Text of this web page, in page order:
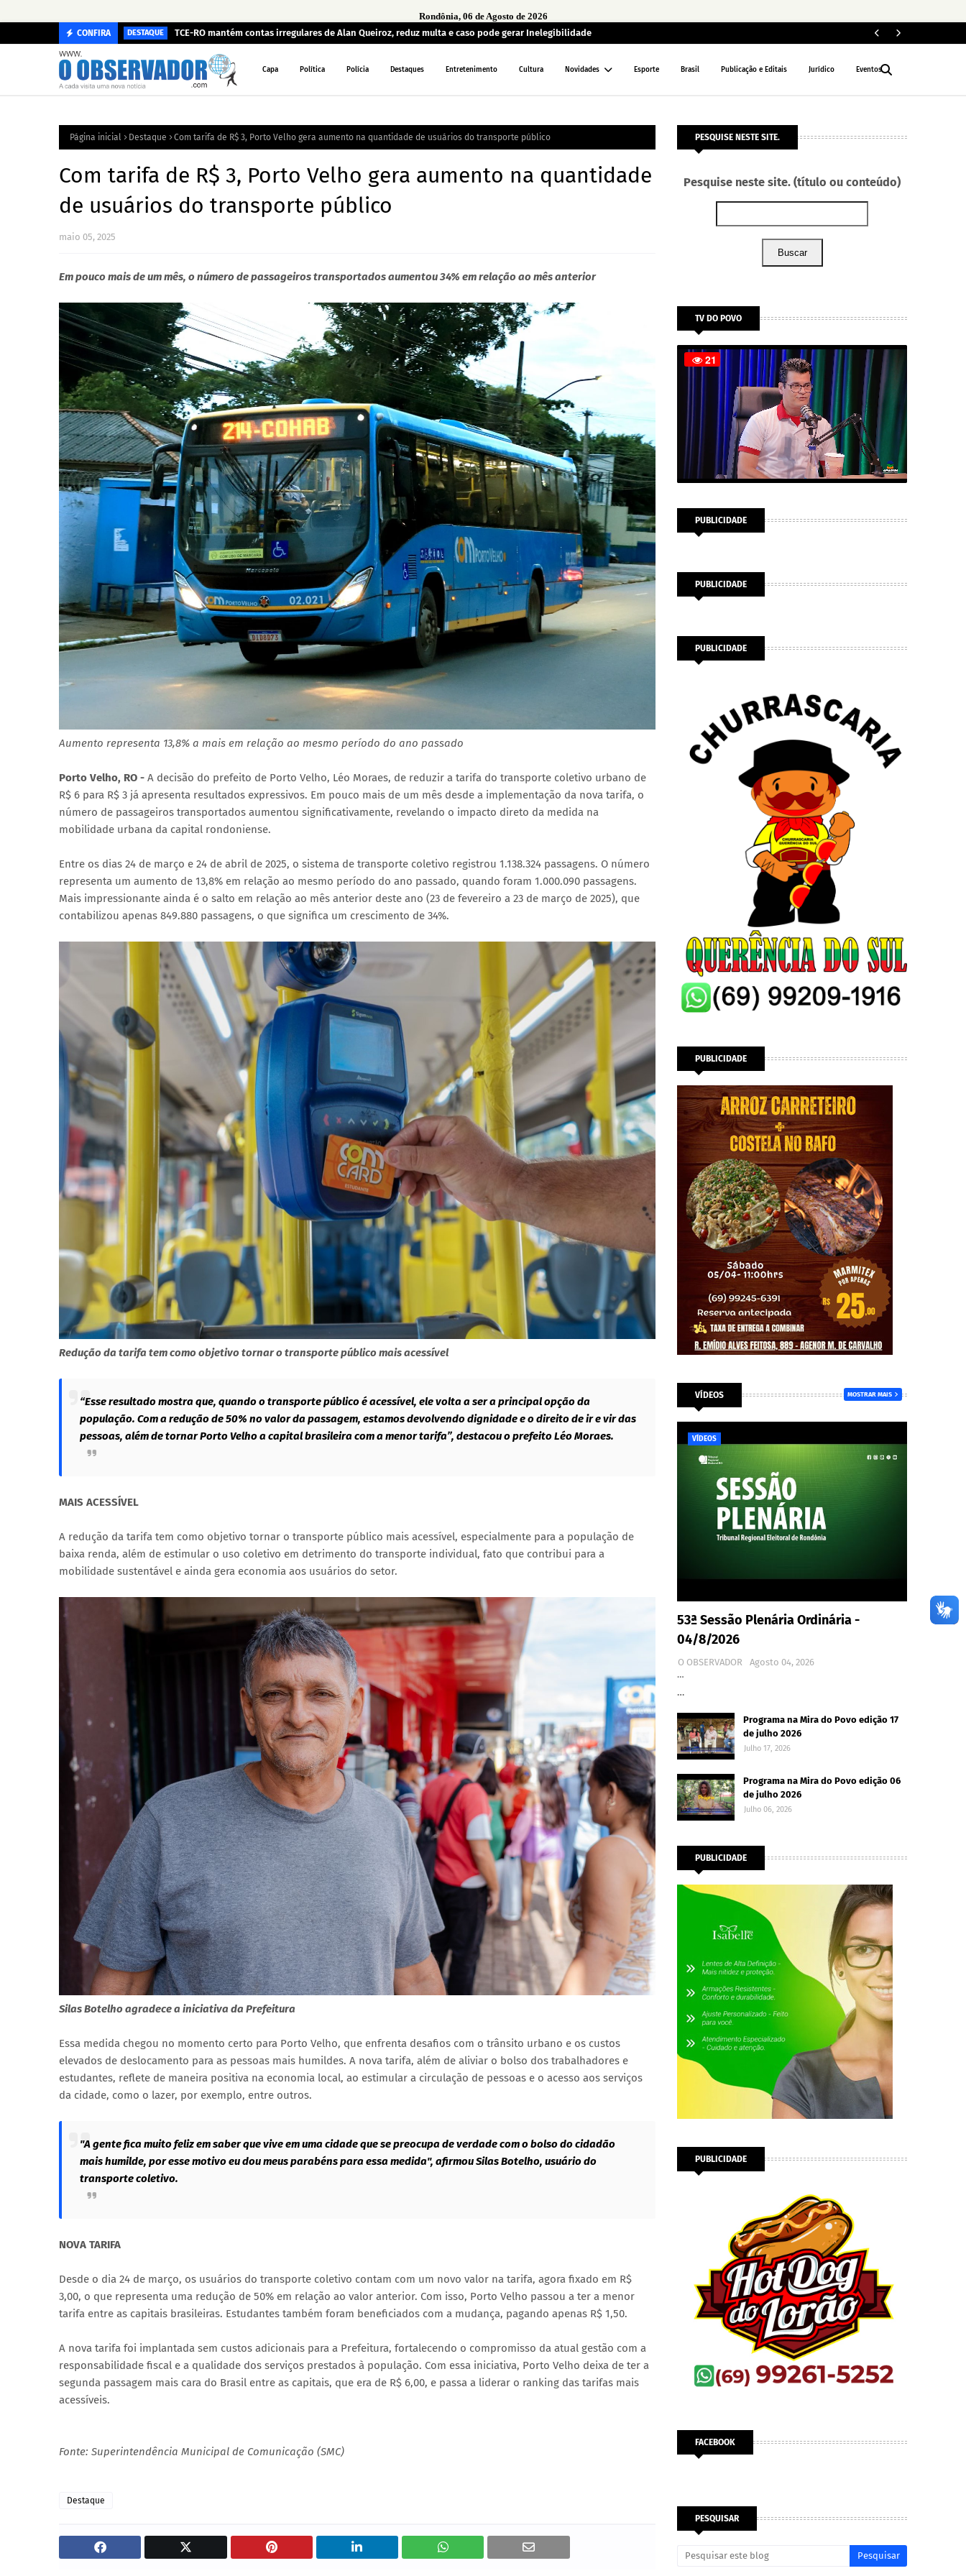
Rondônia, 06 de Agosto de 2026
CONFIRA DESTAQUE TCE-RO mantém contas irregulares de Alan Queiroz, reduz multa e caso pode gerar Inelegibilidade
Capa Política Polícia Destaques Entretenimento Cultura Novidades Esporte Brasil Publicação e Editais Jurídico Eventos
Página inicial Destaque Com tarifa de R$ 3, Porto Velho gera aumento na quantidade de usuários do transporte público
Com tarifa de R$ 3, Porto Velho gera aumento na quantidade
de usuários do transporte público
maio 05, 2025
Em pouco mais de um mês, o número de passageiros transportados aumentou 34% em relação ao mês anterior
Aumento representa 13,8% a mais em relação ao mesmo período do ano passado
Porto Velho, RO - A decisão do prefeito de Porto Velho, Léo Moraes, de reduzir a tarifa do transporte coletivo urbano de
R$ 6 para R$ 3 já apresenta resultados expressivos. Em pouco mais de um mês desde a implementação da nova tarifa, o
número de passageiros transportados aumentou significativamente, revelando o impacto direto da medida na
mobilidade urbana da capital rondoniense.
Entre os dias 24 de março e 24 de abril de 2025, o sistema de transporte coletivo registrou 1.138.324 passagens. O número
representa um aumento de 13,8% em relação ao mesmo período do ano passado, quando foram 1.000.090 passagens.
Mais impressionante ainda é o salto em relação ao mês anterior deste ano (23 de fevereiro a 23 de março de 2025), que
contabilizou apenas 849.880 passagens, o que significa um crescimento de 34%.
Redução da tarifa tem como objetivo tornar o transporte público mais acessível
“Esse resultado mostra que, quando o transporte público é acessível, ele volta a ser a principal opção da
população. Com a redução de 50% no valor da passagem, estamos devolvendo dignidade e o direito de ir e vir das
pessoas, além de tornar Porto Velho a capital brasileira com a menor tarifa”, destacou o prefeito Léo Moraes.
MAIS ACESSÍVEL
A redução da tarifa tem como objetivo tornar o transporte público mais acessível, especialmente para a população de
baixa renda, além de estimular o uso coletivo em detrimento do transporte individual, fato que contribui para a
mobilidade sustentável e ainda gera economia aos usuários do setor.
Silas Botelho agradece a iniciativa da Prefeitura
Essa medida chegou no momento certo para Porto Velho, que enfrenta desafios com o trânsito urbano e os custos
elevados de deslocamento para as pessoas mais humildes. A nova tarifa, além de aliviar o bolso dos trabalhadores e
estudantes, reflete de maneira positiva na economia local, ao estimular a circulação de pessoas e o acesso aos serviços
da cidade, como o lazer, por exemplo, entre outros.
"A gente fica muito feliz em saber que vive em uma cidade que se preocupa de verdade com o bolso do cidadão
mais humilde, por esse motivo eu dou meus parabéns para essa medida", afirmou Silas Botelho, usuário do
transporte coletivo.
NOVA TARIFA
Desde o dia 24 de março, os usuários do transporte coletivo contam com um novo valor na tarifa, agora fixado em R$
3,00, o que representa uma redução de 50% em relação ao valor anterior. Com isso, Porto Velho passou a ter a menor
tarifa entre as capitais brasileiras. Estudantes também foram beneficiados com a mudança, pagando apenas R$ 1,50.
A nova tarifa foi implantada sem custos adicionais para a Prefeitura, fortalecendo o compromisso da atual gestão com a
responsabilidade fiscal e a qualidade dos serviços prestados à população. Com essa iniciativa, Porto Velho deixa de ter a
segunda passagem mais cara do Brasil entre as capitais, que era de R$ 6,00, e passa a liderar o ranking das tarifas mais
acessíveis.
Fonte: Superintendência Municipal de Comunicação (SMC)
Destaque
PESQUISE NESTE SITE.
Pesquise neste site. (título ou conteúdo)
Buscar
TV DO POVO
PUBLICIDADE
PUBLICIDADE
PUBLICIDADE
PUBLICIDADE
VÍDEOS MOSTRAR MAIS
VÍDEOS
53ª Sessão Plenária Ordinária -
04/8/2026
O OBSERVADOR
Agosto 04, 2026
…
…
Programa na Mira do Povo edição 17
de julho 2026
Julho 17, 2026
Programa na Mira do Povo edição 06
de julho 2026
Julho 06, 2026
PUBLICIDADE
PUBLICIDADE
FACEBOOK
PESQUISAR